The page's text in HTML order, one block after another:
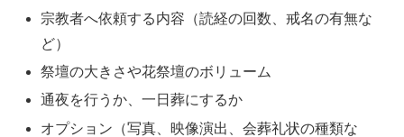
宗教者へ依頼する内容（読経の回数、戒名の有無な
ど）
祭壇の大きさや花祭壇のボリューム
通夜を行うか、一日葬にするか
オプション（写真、映像演出、会葬礼状の種類な